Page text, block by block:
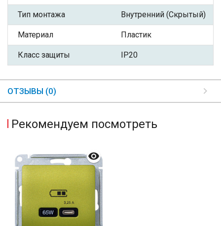
Тип монтажа Внутренний (Скрытый)
Материал Пластик
Класс защиты IP20
ОТЗЫВЫ (0)
Рекомендуем посмотреть